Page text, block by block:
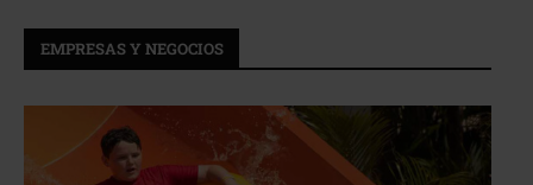
EMPRESAS Y NEGOCIOS